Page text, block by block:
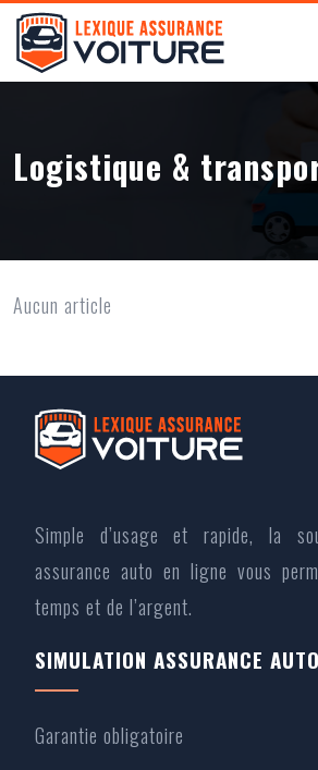
Logistique &
Aucun article
Simple d’usage et rapide, la
assurance auto en ligne vous
temps et de l’argent.
SIMULATION ASSURANCE AUTO
Garantie obligatoire